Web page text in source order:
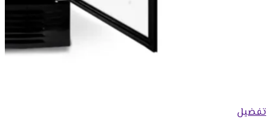
تفضيل